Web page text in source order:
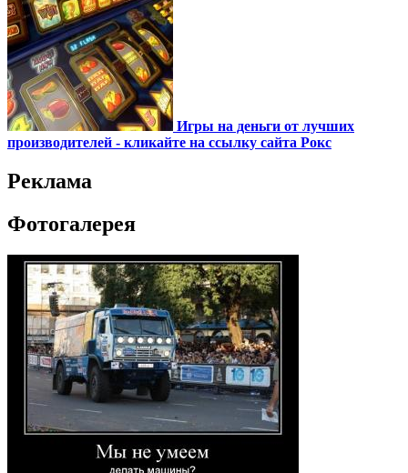
Игры на деньги от лучших
производителей - кликайте на ссылку сайта Рокс
Реклама
Фотогалерея